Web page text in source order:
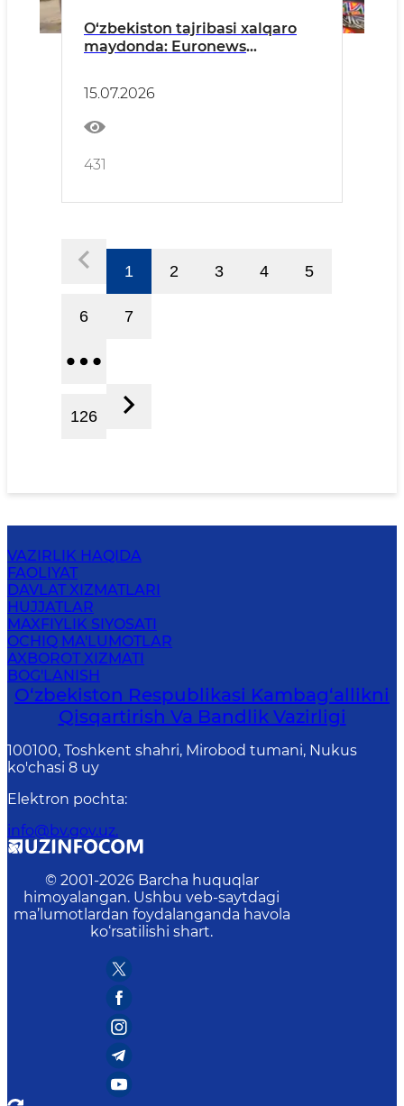
O‘zbekiston tajribasi xalqaro
maydonda: Euronews
islohotlarini yoritdi
15.07.2026
431
1 2 3 4 5
6 7
126
VAZIRLIK HAQIDA
FAOLIYAT
DAVLAT XIZMATLARI
HUJJATLAR
MAXFIYLIK SIYOSATI
OCHIQ MA'LUMOTLAR
AXBOROT XIZMATI
BOG'LANISH
O‘zbekiston Respublikasi Kambag‘allikni
Qisqartirish Va Bandlik Vazirligi
100100, Toshkent shahri, Mirobod tumani, Nukus
ko'chasi 8 uy
Elektron pochta:
info@bv.gov.uz.
© 2001-2026 Barcha huquqlar
himoyalangan. Ushbu veb-saytdagi
ma’lumotlardan foydalanganda havola
ko‘rsatilishi shart.